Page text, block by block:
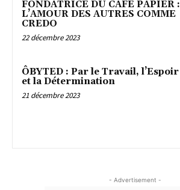
FONDATRICE DU CAFÉ PAPIER :
L’AMOUR DES AUTRES COMME
CREDO
22 décembre 2023
ÔBYTED : Par le Travail, l’Espoir
et la Détermination
21 décembre 2023
- Advertisement -